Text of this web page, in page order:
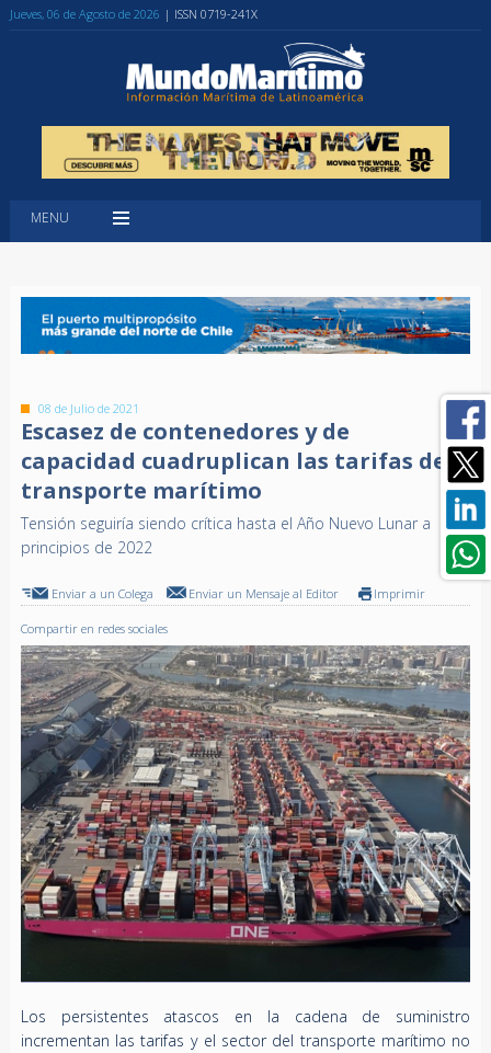
Jueves, 06 de Agosto de 2026 | ISSN 0719-241X
MENU
08 de Julio de 2021
Escasez de contenedores y de
capacidad cuadruplican las tarifas del
transporte marítimo
Tensión seguiría siendo crítica hasta el Año Nuevo Lunar a
principios de 2022
Enviar a un Colega Enviar un Mensaje al Editor Imprimir
Compartir en redes sociales
Los persistentes atascos en la cadena de suministro
incrementan las tarifas y el sector del transporte marítimo no